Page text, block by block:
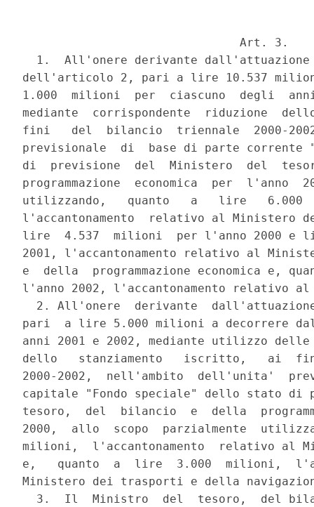
                               Art. 3.
1.  All'onere derivante
dell'articolo 2, pari a lire 10.537
1.000  milioni  per  ciascuno  degli
mediante  corrispondente  riduzione
fini   del  bilancio  triennale  2000-
previsionale  di  base di parte corrente
di  previsione  del  Ministero  del
programmazione  economica  per  l'anno
utilizzando,   quanto   a   lire   6.000
l'accantonamento  relativo al Ministero
lire  4.537  milioni  per l'anno 2000 e
2001, l'accantonamento relativo al
e  della  programmazione economica e,
l'anno 2002, l'accantonamento relativo
2. All'onere  derivante
pari  a lire 5.000 milioni a decorrere
anni 2001 e 2002, mediante utilizzo
dello   stanziamento   iscritto,   ai
2000-2002,  nell'ambito  dell'unita'
capitale "Fondo speciale" dello stato di
tesoro,  del  bilancio  e  della
2000,  allo  scopo  parzialmente
milioni,  l'accantonamento  relativo al
e,   quanto  a  lire  3.000  milioni,
Ministero dei trasporti e della
3.  Il  Ministro  del  tesoro,  del